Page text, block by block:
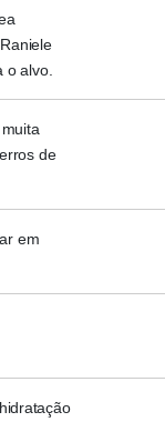
o alvo.
de
em